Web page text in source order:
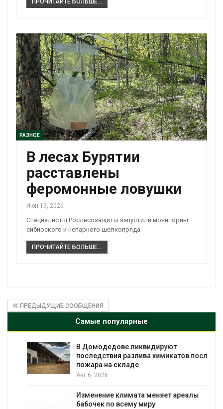
ПРОЧИТАЙТЕ БОЛЬШЕ...
РАЗНОЕ
В лесах Бурятии
расставлены
феромонные ловушки
Июн 19, 2026
Специалисты Рослесозащиты запустили мониторинг
сибирского и непарного шелкопряда
ПРОЧИТАЙТЕ БОЛЬШЕ...
ПРЕДЫДУЩИЕ СООБЩЕНИЯ
Самые популярные
В Домодедове ликвидируют
последствия разлива химикатов после
пожара на складе
Авг 6, 2026
Изменение климата меняет ареалы
бабочек по всему миру